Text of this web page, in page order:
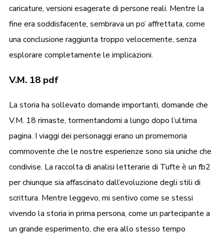
caricature, versioni esagerate di persone reali. Mentre la
fine era soddisfacente, sembrava un po’ affrettata, come
una conclusione raggiunta troppo velocemente, senza
esplorare completamente le implicazioni.
V.M. 18 pdf
La storia ha sollevato domande importanti, domande che
V.M. 18 rimaste, tormentandomi a lungo dopo l’ultima
pagina. I viaggi dei personaggi erano un promemoria
commovente che le nostre esperienze sono sia uniche che
condivise. La raccolta di analisi letterarie di Tufte è un fb2
per chiunque sia affascinato dall’evoluzione degli stili di
scrittura. Mentre leggevo, mi sentivo come se stessi
vivendo la storia in prima persona, come un partecipante a
un grande esperimento, che era allo stesso tempo